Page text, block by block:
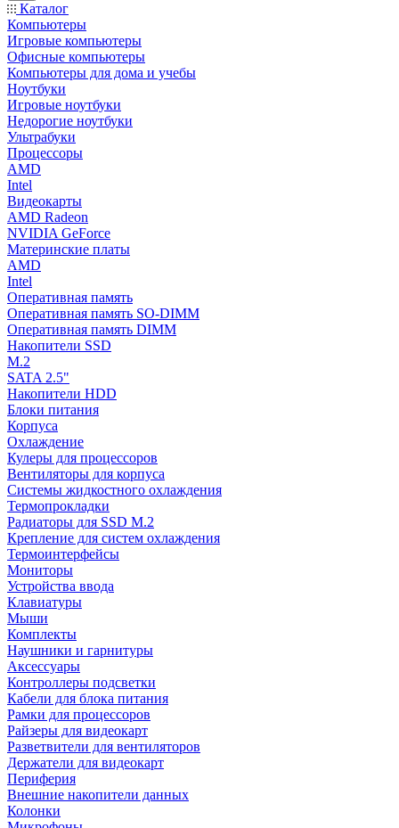
Каталог
Компьютеры
Игровые компьютеры
Офисные компьютеры
Компьютеры для дома и учебы
Ноутбуки
Игровые ноутбуки
Недорогие ноутбуки
Ультрабуки
Процессоры
AMD
Intel
Видеокарты
AMD Radeon
NVIDIA GeForce
Материнские платы
AMD
Intel
Оперативная память
Оперативная память SO-DIMM
Оперативная память DIMM
Накопители SSD
M.2
SATA 2.5"
Накопители HDD
Блоки питания
Корпуса
Охлаждение
Кулеры для процессоров
Вентиляторы для корпуса
Системы жидкостного охлаждения
Термопрокладки
Радиаторы для SSD M.2
Крепление для систем охлаждения
Термоинтерфейсы
Мониторы
Устройства ввода
Клавиатуры
Мыши
Комплекты
Наушники и гарнитуры
Аксессуары
Контроллеры подсветки
Кабели для блока питания
Рамки для процессоров
Райзеры для видеокарт
Разветвители для вентиляторов
Держатели для видеокарт
Периферия
Внешние накопители данных
Колонки